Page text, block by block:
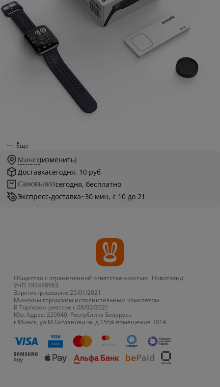
Ёще
Минск(изменить)
Доставкасегодня, 10 руб
Самовывозсегодня, бесплатно
Экспресс-доставка~30 мин, с 10 до 21
Общество с ограниченной ответственностью "Новотрэнд"
УНП 193498963
Зарегистрировано 25/01/2021
Минским городским исполнительным комитетом
В Торговом реестре с 08/02/2021
Юр. Адрес: 220040, Республика Беларусь
г.Минск, ул.М.Богдановича, д.155А помещение 301А